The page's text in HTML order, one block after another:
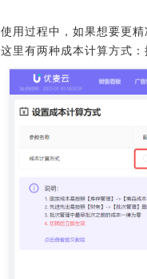
使用过程中，如果想要更
这里有两种成本计算方式